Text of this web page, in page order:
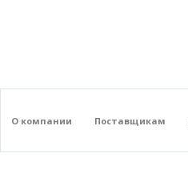
О компании Поставщикам